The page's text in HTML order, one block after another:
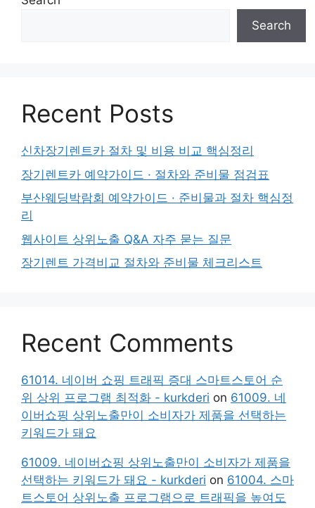
Search
Recent Posts
신차장기렌트카 절차 및 비용 비교 핵심정리
장기렌트카 예약가이드 · 절차와 준비물 점검표
부산웨딩박람회 예약가이드 · 준비물과 절차 핵심정
리
웹사이트 상위노출 Q&A 자주 묻는 질문
장기렌트 가격비교 절차와 준비물 체크리스트
Recent Comments
61014. 네이버 쇼핑 트래픽 증대 스마트스토어 순
위 상위 프로그램 최적화 - kurkderi on 61009. 네
이버쇼핑 상위노출만이 소비자가 제품을 선택하는
키워드가 돼요
61009. 네이버쇼핑 상위노출만이 소비자가 제품을
선택하는 키워드가 돼요 - kurkderi on 61004. 스마
트스토어 상위노출 프로그램으로 트래픽을 높여도